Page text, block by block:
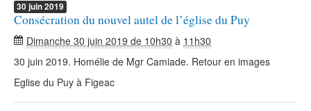
30 juin2019
Consécration du nouvel autel de l’église du Puy
Dimanche 30 juin 2019 de 10h30 à 11h30
30 juin 2019. Homélie de Mgr Camiade. Retour en images
Eglise du Puy à Figeac